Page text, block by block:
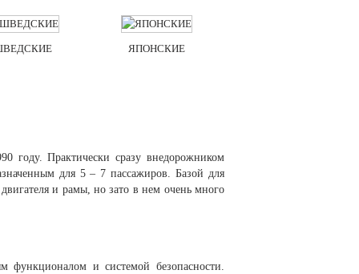
ЯПОНСКИЕ
году. Практически сразу внедорожником
для 5 – 7 пассажиров. Базой для
и рамы, но зато в нем очень много
функционалом и системой безопасности.